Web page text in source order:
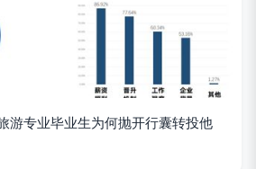
游专业毕业生为何抛开行囊转投他